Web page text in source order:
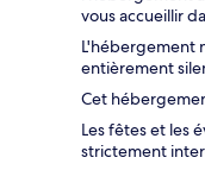
vous accueillir
L'hébergement
entièrement
Cet
Les fêtes et les
strictement